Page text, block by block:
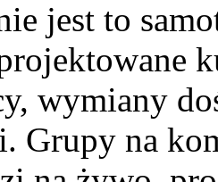
jest to
wymiany
Grupy na